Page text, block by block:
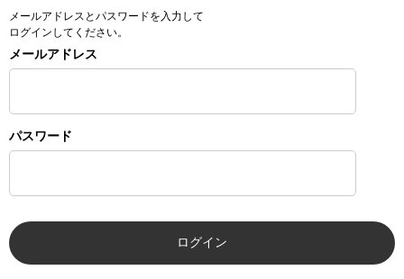
メールアドレスとパスワードを入力して
ログインしてください。
メールアドレス
パスワード